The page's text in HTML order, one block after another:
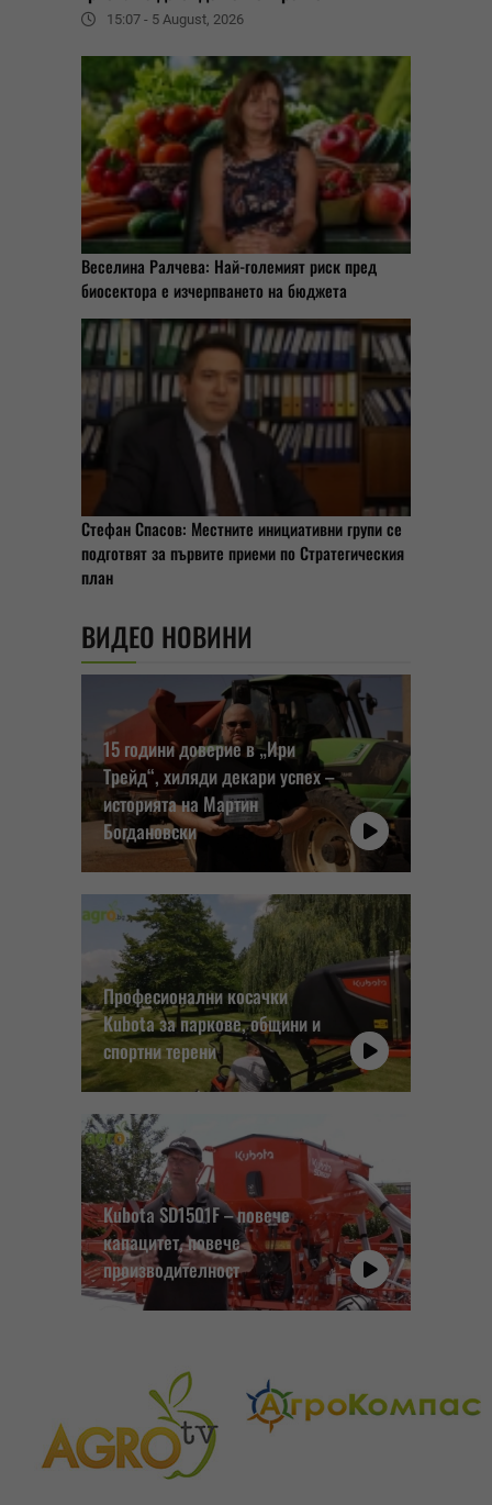
15:07 - 5 August, 2026
Веселина Ралчева: Най-големият риск пред
биосектора е изчерпването на бюджета
Стефан Спасов: Местните инициативни групи се
подготвят за първите приеми по Стратегическия
план
ВИДЕО НОВИНИ
15 години доверие в „Ири
Трейд“, хиляди декари успех –
историята на Мартин
Богдановски
Професионални косачки
Kubota за паркове, общини и
спортни терени
Kubota SD1501F – повече
капацитет, повече
производителност